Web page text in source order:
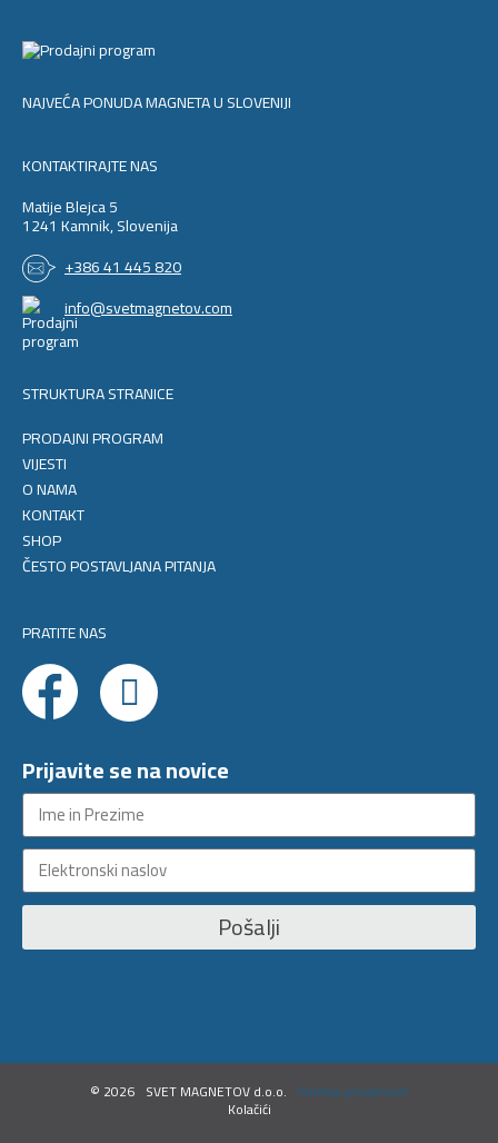
NAJVEĆA PONUDA MAGNETA U SLOVENIJI
KONTAKTIRAJTE NAS
Matije Blejca 5
1241 Kamnik, Slovenija
+386 41 445 820
info@svetmagnetov.com
STRUKTURA STRANICE
PRODAJNI PROGRAM
VIJESTI
O NAMA
KONTAKT
SHOP
ČESTO POSTAVLJANA PITANJA
PRATITE NAS
Prijavite se na novice
Pošalji
© 2026 SVET MAGNETOV d.o.o. Politika privatnosti
Kolačići